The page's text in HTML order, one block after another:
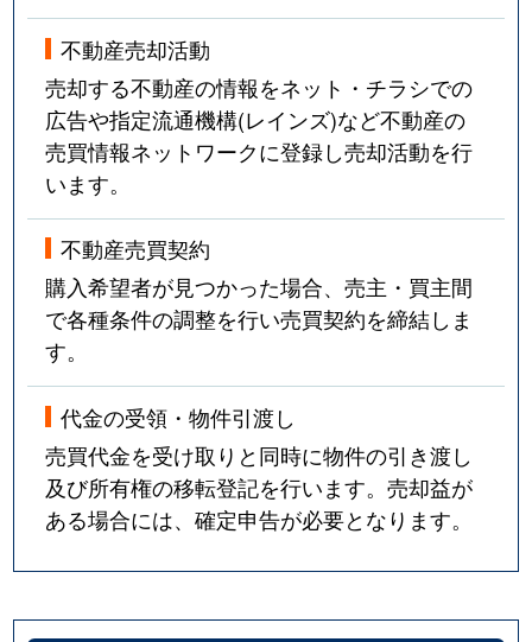
不動産売却活動
売却する不動産の情報をネット・チラシでの
広告や指定流通機構(レインズ)など不動産の
売買情報ネットワークに登録し売却活動を行
います。
不動産売買契約
購入希望者が見つかった場合、売主・買主間
で各種条件の調整を行い売買契約を締結しま
す。
代金の受領・物件引渡し
売買代金を受け取りと同時に物件の引き渡し
及び所有権の移転登記を行います。売却益が
ある場合には、確定申告が必要となります。